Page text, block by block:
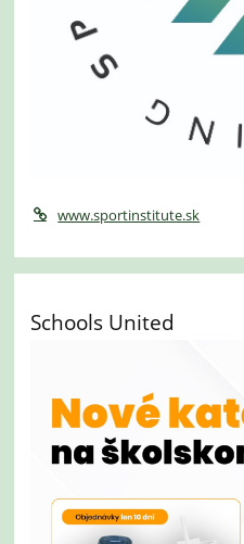
www.sportinstitute.sk
Schools United